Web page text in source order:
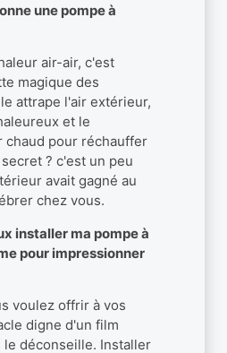
une pompe à
air-air, c'est
magique des
attrape l'air extérieur,
et le
chaud pour réchauffer
? c'est un peu
avait gagné au
chez vous.
installer ma pompe à
pour impressionner
voulez offrir à vos
digne d'un film
le déconseille. Installer